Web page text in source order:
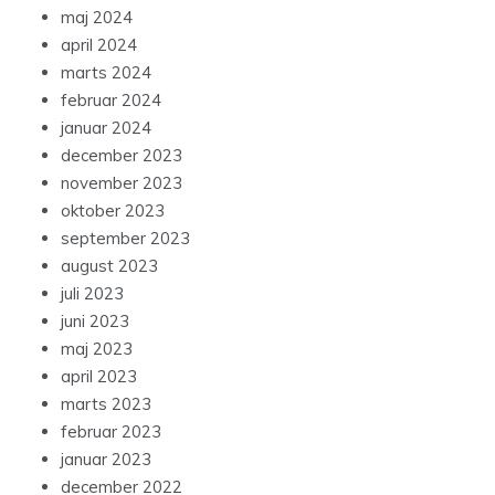
maj 2024
april 2024
marts 2024
februar 2024
januar 2024
december 2023
november 2023
oktober 2023
september 2023
august 2023
juli 2023
juni 2023
maj 2023
april 2023
marts 2023
februar 2023
januar 2023
december 2022